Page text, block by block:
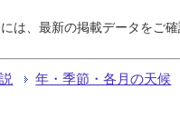
は、最新の掲載データをご
年・季節・各月の天候